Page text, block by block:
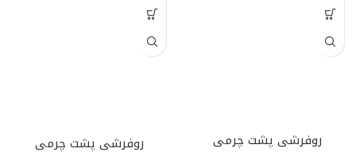
روفرشی پشت چرمی روفرشی پشت چرمی